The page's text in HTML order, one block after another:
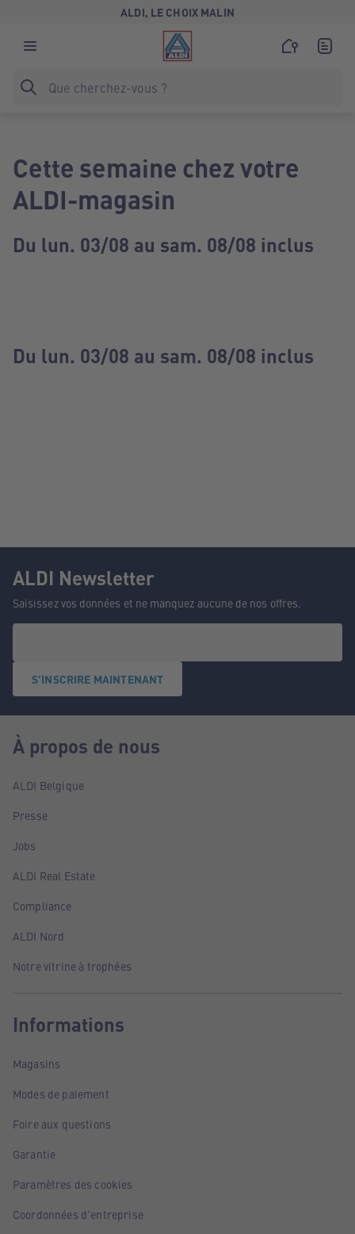
ALDI, LE CHOIX MALIN
Cette semaine chez votre
ALDI-magasin
Du lun. 03/08 au sam. 08/08 inclus
Du lun. 03/08 au sam. 08/08 inclus
ALDI Newsletter
Saisissez vos données et ne manquez aucune de nos offres.
S'INSCRIRE MAINTENANT
À propos de nous
ALDI Belgique
Presse
Jobs
ALDI Real Estate
Compliance
ALDI Nord
Notre vitrine à trophées
Informations
Magasins
Modes de paiement
Foire aux questions
Garantie
Paramètres des cookies
Coordonnées d'entreprise